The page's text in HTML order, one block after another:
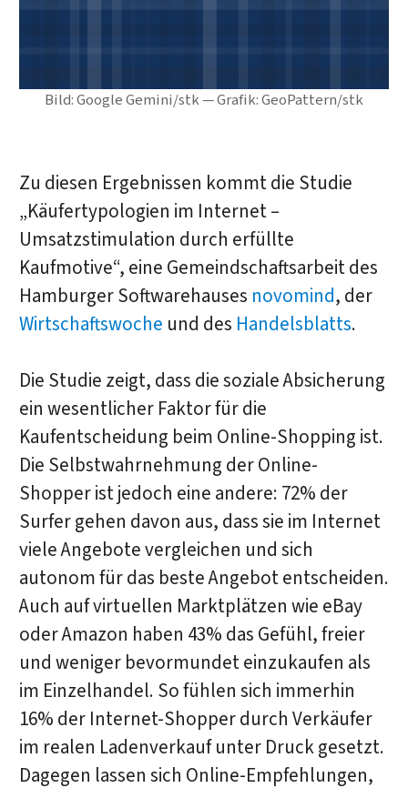
Bild: Google Gemini/stk — Grafik: GeoPattern/stk
Zu diesen Ergebnissen kommt die Studie
„Käufertypologien im Internet –
Umsatzstimulation durch erfüllte
Kaufmotive“, eine Gemeindschaftsarbeit des
Hamburger Softwarehauses novomind, der
Wirtschaftswoche und des Handelsblatts.
Die Studie zeigt, dass die soziale Absicherung
ein wesentlicher Faktor für die
Kaufentscheidung beim Online-Shopping ist.
Die Selbstwahrnehmung der Online-
Shopper ist jedoch eine andere: 72% der
Surfer gehen davon aus, dass sie im Internet
viele Angebote vergleichen und sich
autonom für das beste Angebot entscheiden.
Auch auf virtuellen Marktplätzen wie eBay
oder Amazon haben 43% das Gefühl, freier
und weniger bevormundet einzukaufen als
im Einzelhandel. So fühlen sich immerhin
16% der Internet-Shopper durch Verkäufer
im realen Ladenverkauf unter Druck gesetzt.
Dagegen lassen sich Online-Empfehlungen,